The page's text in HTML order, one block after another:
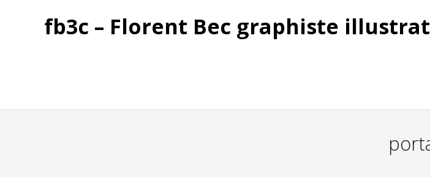
fb3c – Florent Bec graphiste